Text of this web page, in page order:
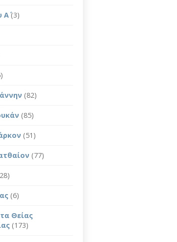
(3)
(82)
(85)
(51)
(77)
(6)
Θείας
(173)